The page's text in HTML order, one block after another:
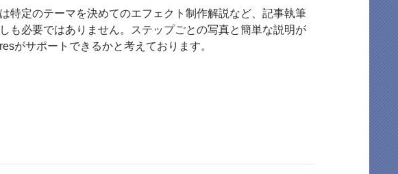
特定のテーマを決めてのエフェクト制作解説など、記事執筆
も必要ではありません。ステップごとの写真と簡単な説明が
がサポートできるかと考えております。